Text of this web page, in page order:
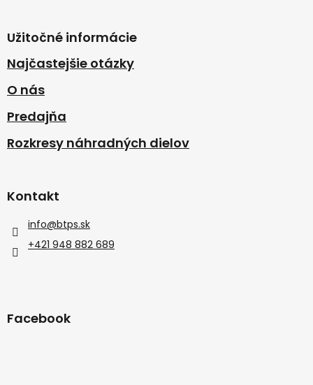
Užitočné informácie
Najčastejšie otázky
O nás
Predajňa
Rozkresy náhradných dielov
Kontakt
info@btps.sk
+421 948 882 689
Facebook